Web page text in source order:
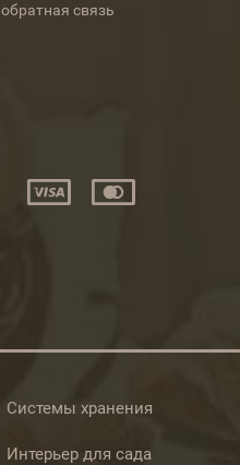
обратная связь
Системы хранения
Интерьер для сада